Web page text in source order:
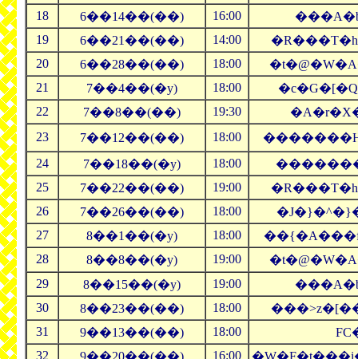
18
6��14��(��) 16:00
19
6��21��(��) 14:00
20
6��28��(��) 18:00
21
7��4��(�y) 18:00
22
7��8��(��) 19:30
23
7��12��(��) 18:00
24
7��18��(�y) 18:00
25
7��22��(��) 19:00
26
7��26��(��) 18:00
27
8��1��(�y) 18:00
28
8��8��(�y) 19:00
29
8��15��(�y) 19:00
30
8��23��(��) 18:00
31
9��13��(��) 18:00
32
9��20��(��) 16:00